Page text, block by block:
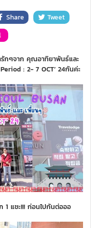
Share
Tweet
กๆจาก คุณอาทิยาพันธ์และ
Period : 2- 7 OCT’ 24กันค่ะ
1 แชะ!!! ก่อนไปกันต่อออ